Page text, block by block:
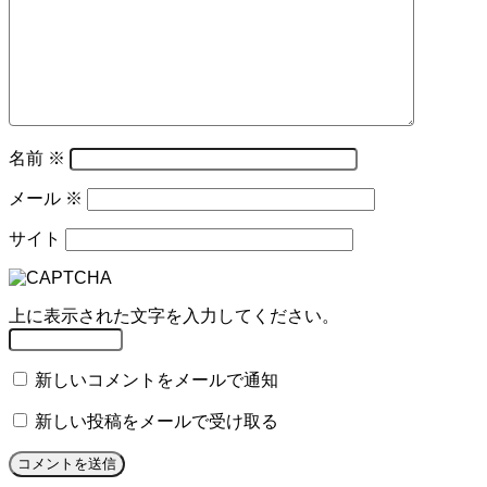
名前 ※
メール ※
サイト
上に表示された文字を入力してください。
新しいコメントをメールで通知
新しい投稿をメールで受け取る